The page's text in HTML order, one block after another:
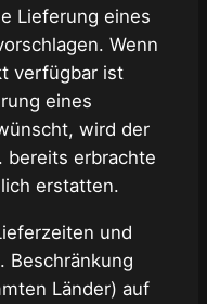
Lieferung eines
Wenn
verfügbar ist
eines
wird der
bereits erbrachte
erstatten.
und
Beschränkung
Länder) auf